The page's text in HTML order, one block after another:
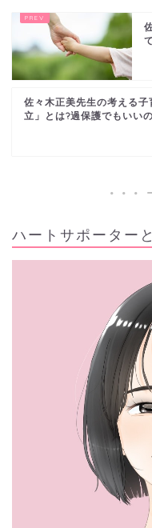
佐々木正美先生の考える子
立」とは?過保護でもいい
ハートサポーター